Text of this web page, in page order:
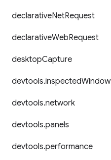
declarativeNetRequest
declarativeWebRequest
desktopCapture
devtools.inspectedWindow
devtools.network
devtools.panels
devtools.performance